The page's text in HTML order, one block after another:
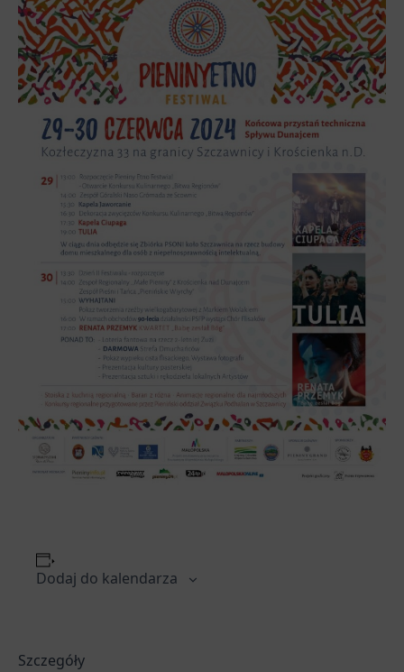
Dodaj do kalendarza
Szczegóły